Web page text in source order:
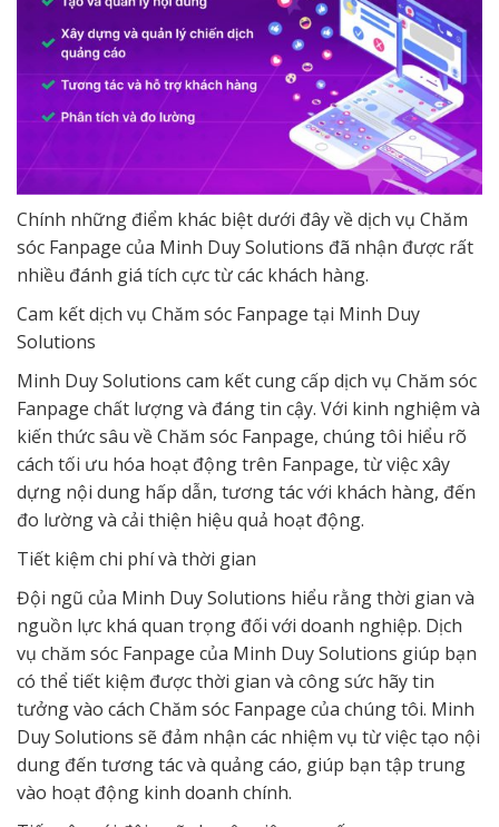
Chính những điểm khác biệt dưới đây về dịch vụ Chăm
sóc Fanpage của Minh Duy Solutions đã nhận được rất
nhiều đánh giá tích cực từ các khách hàng.
Cam kết dịch vụ Chăm sóc Fanpage tại Minh Duy
Solutions
Minh Duy Solutions cam kết cung cấp dịch vụ Chăm sóc
Fanpage chất lượng và đáng tin cậy. Với kinh nghiệm và
kiến thức sâu về Chăm sóc Fanpage, chúng tôi hiểu rõ
cách tối ưu hóa hoạt động trên Fanpage, từ việc xây
dựng nội dung hấp dẫn, tương tác với khách hàng, đến
đo lường và cải thiện hiệu quả hoạt động.
Tiết kiệm chi phí và thời gian
Đội ngũ của Minh Duy Solutions hiểu rằng thời gian và
nguồn lực khá quan trọng đối với doanh nghiệp. Dịch
vụ chăm sóc Fanpage của Minh Duy Solutions giúp bạn
có thể tiết kiệm được thời gian và công sức hãy tin
tưởng vào cách Chăm sóc Fanpage của chúng tôi. Minh
Duy Solutions sẽ đảm nhận các nhiệm vụ từ việc tạo nội
dung đến tương tác và quảng cáo, giúp bạn tập trung
vào hoạt động kinh doanh chính.